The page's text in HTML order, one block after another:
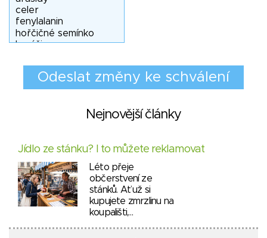
Nejnovější články
Jídlo ze stánku? I to můžete reklamovat
Léto přeje
občerstvení ze
stánků. Ať už si
kupujete zmrzlinu na
koupališti,…